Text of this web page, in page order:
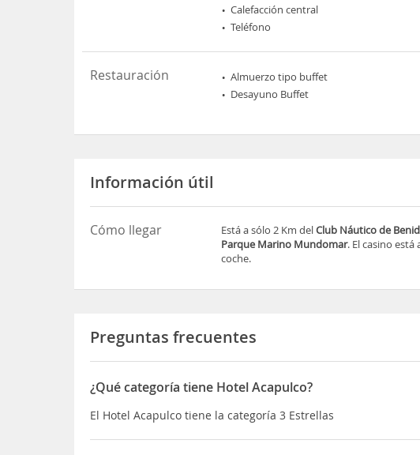
Calefacción central
Teléfono
Restauración Almuerzo tipo buffet
Desayuno Buffet
Información útil
Cómo llegar Está a sólo 2 Km delClub Náutico de
Parque Marino Mundomar. El casino
coche.
Preguntas frecuentes
¿Qué categoría tiene Hotel Acapulco?
El Hotel Acapulco tiene la categoría 3 Estrellas